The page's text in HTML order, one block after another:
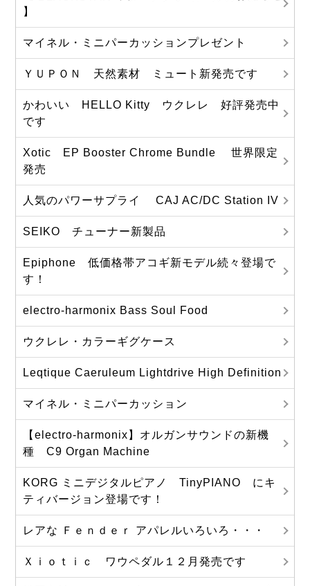
】
マイネル・ミニパーカッションプレゼント
ＹＵＰＯＮ 天然素材 ミュート新発売です
かわいい HELLO Kitty ウクレレ 好評発売中
です
Xotic EP Booster Chrome Bundle 世界限定
発売
人気のパワーサプライ CAJ AC/DC Station IV
SEIKO チューナー新製品
Epiphone 低価格帯アコギ新モデル続々登場で
す！
electro-harmonix Bass Soul Food
ウクレレ・カラーギグケース
Leqtique Caeruleum Lightdrive High Definition
マイネル・ミニパーカッション
【electro-harmonix】オルガンサウンドの新機
種 C9 Organ Machine
KORG ミニデジタルピアノ TinyPIANO にキ
ティバージョン登場です！
レアな Ｆｅｎｄｅｒ アパレルいろいろ・・・
Ｘｉｏｔｉｃ ワウペダル１２月発売です